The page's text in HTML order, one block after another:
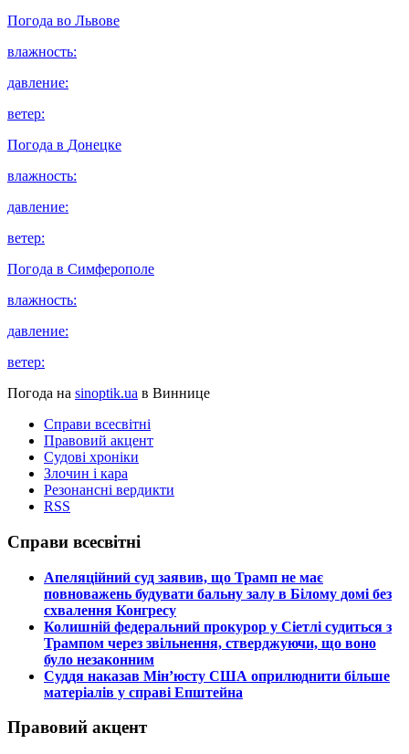
Погода во Львове
влажность:
давление:
ветер:
Погода в Донецке
влажность:
давление:
ветер:
Погода в Симферополе
влажность:
давление:
ветер:
Погода на sinoptik.ua в Виннице
Справи всесвітні
Правовий акцент
Судові хроніки
Злочин і кара
Резонансні вердикти
RSS
Справи всесвітні
​Апеляційний суд заявив, що Трамп не має
повноважень будувати бальну залу в Білому домі без
схвалення Конгресу
​Колишній федеральний прокурор у Сіетлі судиться з
Трампом через звільнення, стверджуючи, що воно
було незаконним
​Суддя наказав Мін’юсту США оприлюднити більше
матеріалів у справі Епштейна
Правовий акцент